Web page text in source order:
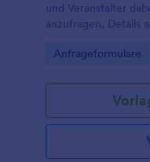
und Veranstalter
anzufragen, Details
Planung
Go to Category:
Anfrageformulare